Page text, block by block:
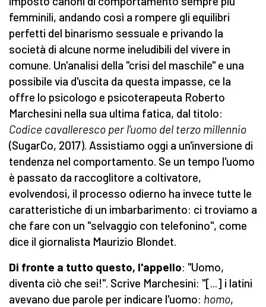
femminili, andando così a rompere gli equilibri
perfetti del binarismo sessuale e privando la
società di alcune norme ineludibili del vivere in
comune. Un'analisi della "crisi del maschile" e una
possibile via d'uscita da questa impasse, ce la
offre lo psicologo e psicoterapeuta Roberto
Marchesini nella sua ultima fatica, dal titolo:
Codice cavalleresco per l'uomo del terzo millennio
(SugarCo, 2017). Assistiamo oggi a un'inversione di
tendenza nel comportamento. Se un tempo l'uomo
è passato da raccoglitore a coltivatore,
evolvendosi, il processo odierno ha invece tutte le
caratteristiche di un imbarbarimento: ci troviamo a
che fare con un "selvaggio con telefonino", come
dice il giornalista Maurizio Blondet.
Di fronte a tutto questo, l'appello: "Uomo,
diventa ciò che sei!". Scrive Marchesini: "[...] i latini
avevano due parole per indicare l'uomo: homo,